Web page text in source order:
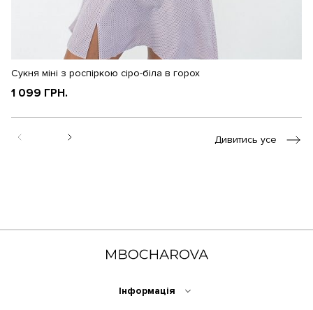
Сукня міні з роспіркою сіро-біла в горох
1 099 ГРН.
Дивитись усе
Інформація